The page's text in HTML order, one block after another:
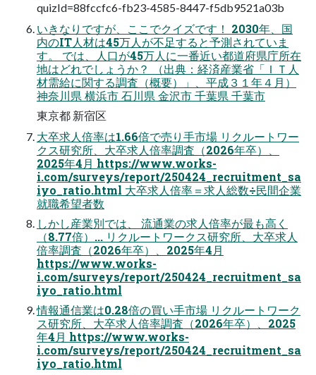
quizId=88fccfc6-fb23-4585-8447-f5db9521a03b
いきなりですが、ここでクイズです！ 2030年、国
内のIT人材は45万人が不足すると予測されていま
す。 では、人口が45万人に一番近い都道府県庁所在
地はどれでしょうか？ （出典：経済産業省「ＩＴ人
材需給に関する調査（概要）」、平成３１年４月）
神奈川県 横浜市 石川県 金沢市 千葉県 千葉市
東京都 新宿区
大卒求人倍率は1.66倍で売り手市場 リクルートワー
クス研究所、大卒求人倍率調査（2026年卒）、
2025年4月 https://www.works-
i.com/surveys/report/250424_recruitment_sa
iyo_ratio.html 大卒求人倍率＝求人総数÷民間企業
就職希望者数
しかし産業別では、 流通業の求人倍率が最も高く
（8.77倍）... リクルートワークス研究所、大卒求人
倍率調査（2026年卒）、2025年4月
https://www.works-
i.com/surveys/report/250424_recruitment_sa
iyo_ratio.html
情報通信業は0.28倍の買い手市場 リクルートワーク
ス研究所、大卒求人倍率調査（2026年卒）、2025
年4月 https://www.works-
i.com/surveys/report/250424_recruitment_sa
iyo_ratio.html